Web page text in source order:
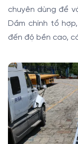
chuyên dùng để
Dầm chính tổ
đến độ bền cao,